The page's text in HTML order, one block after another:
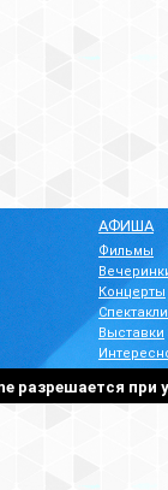
АФИША
Фильмы
Концерты
Спектакли
Выставки
разрешается